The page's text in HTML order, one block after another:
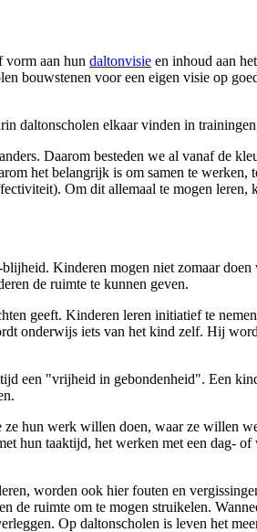
vorm aan hun daltonvisie en inhoud aan
bouwstenen voor een eigen visie op
daltonscholen elkaar vinden in
Daarom besteden we al vanaf de
het belangrijk is om samen te werken,
Om dit allemaal te mogen
Kinderen mogen niet zomaar
de ruimte te kunnen geven.
geeft. Kinderen leren initiatief te
onderwijs iets van het kind zelf. Hij
een "vrijheid in gebondenheid". Een
hun werk willen doen, waar ze willen
hun taaktijd, het werken met een dag-
worden ook hier fouten en
de ruimte om te mogen struikelen.
Op daltonscholen is leven het